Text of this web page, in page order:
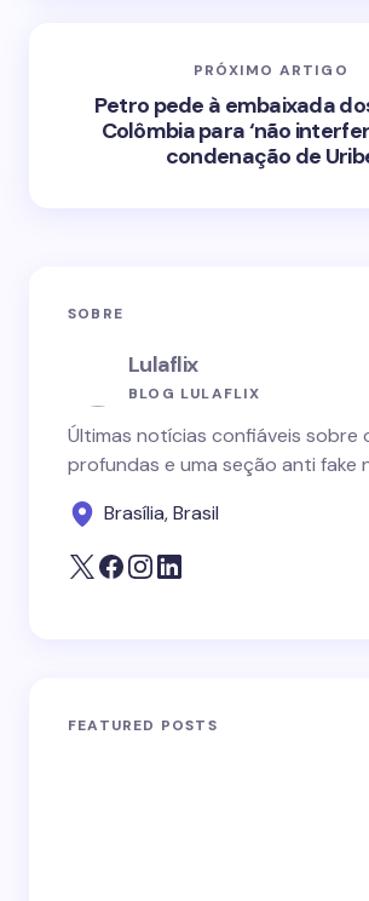
PRÓXIMO ARTIGO
Petro pede à embaixada
Colômbia para ‘não
condenação de
SOBRE
Lulaflix
BLOG LULAFLIX
Últimas notícias confiáveis sobre
profundas e uma seção anti
Brasília, Brasil
FEATURED POSTS